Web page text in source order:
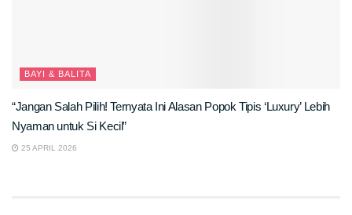
BAYI & BALITA
“Jangan Salah Pilih! Ternyata Ini Alasan Popok Tipis ‘Luxury’ Lebih
Nyaman untuk Si Kecil”
25 APRIL 2026